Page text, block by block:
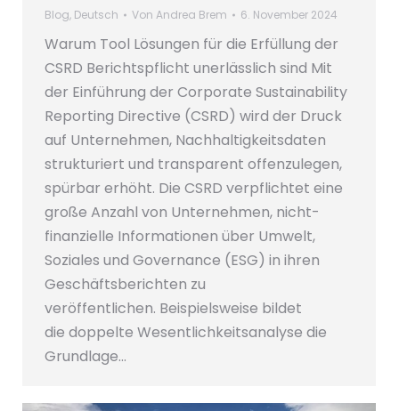
Blog, Deutsch Von Andrea Brem 6. November 2024
Warum Tool Lösungen für die Erfüllung der
CSRD Berichtspflicht unerlässlich sind Mit
der Einführung der Corporate Sustainability
Reporting Directive (CSRD) wird der Druck
auf Unternehmen, Nachhaltigkeitsdaten
strukturiert und transparent offenzulegen,
spürbar erhöht. Die CSRD verpflichtet eine
große Anzahl von Unternehmen, nicht-
finanzielle Informationen über Umwelt,
Soziales und Governance (ESG) in ihren
Geschäftsberichten zu
veröffentlichen. Beispielsweise bildet
die doppelte Wesentlichkeitsanalyse die
Grundlage…